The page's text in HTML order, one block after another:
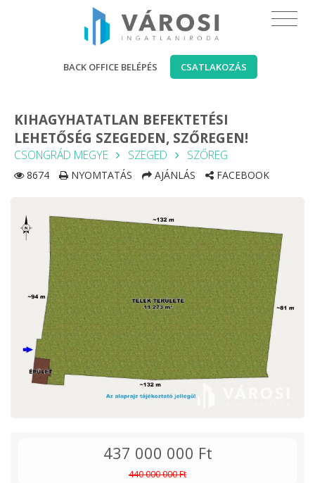
BACK OFFICE BELÉPÉS CSATLAKOZÁS
KIHAGYHATATLAN BEFEKTETÉSI
LEHETŐSÉG SZEGEDEN, SZŐREGEN!
CSONGRÁD MEGYE SZEGED SZŐREG
8674 NYOMTATÁS AJÁNLÁS FACEBOOK
437 000 000 Ft
440 000 000 Ft